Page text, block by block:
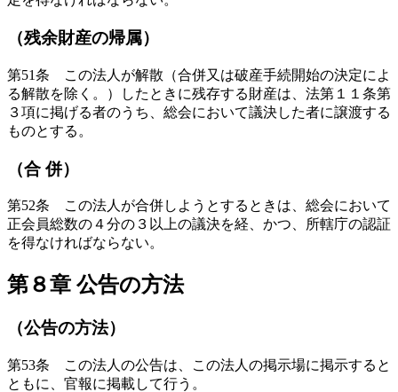
（残余財産の帰属）
第51条 この法人が解散（合併又は破産手続開始の決定によ
る解散を除く。）したときに残存する財産は、法第１１条第
３項に掲げる者のうち、総会において議決した者に譲渡する
ものとする。
（合 併）
第52条 この法人が合併しようとするときは、総会において
正会員総数の４分の３以上の議決を経、かつ、所轄庁の認証
を得なければならない。
第８章 公告の方法
（公告の方法）
第53条 この法人の公告は、この法人の掲示場に掲示すると
ともに、官報に掲載して行う。